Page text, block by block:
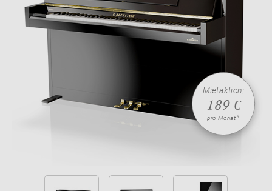
Mietaktion:
189 €
pro Monat4